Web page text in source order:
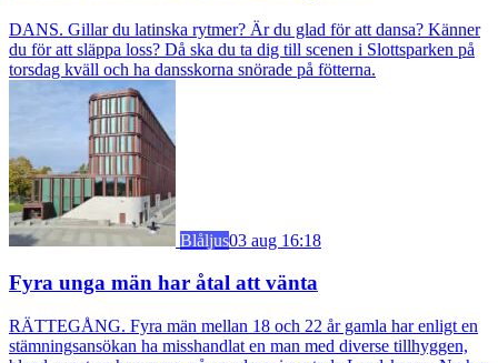
DANS. Gillar du latinska rytmer? Är du glad för att dansa? Känner
du för att släppa loss? Då ska du ta dig till scenen i Slottsparken på
torsdag kväll och ha dansskorna snörade på fötterna.
Blåljus03 aug 16:18
Fyra unga män har åtal att vänta
RÄTTEGÅNG. Fyra män mellan 18 och 22 år gamla har enligt en
stämningsansökan ha misshandlat en man med diverse tillhyggen,